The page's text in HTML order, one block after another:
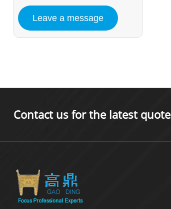
Contact us for the latest quote